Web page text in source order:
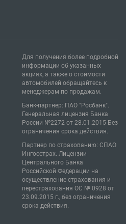
Для получения более подробной
информации об указанных
акциях, а также о стоимости
автомобилей обращайтесь к
менеджерам по продажам.
Банк-партнер: ПАО "Росбанк".
Генеральная лицензия Банка
России №2272 от 28.01.2015 Без
ограничения срока действия.
Партнер по страхованию: СПАО
Ингосстрах. Лицензии
Центрального Банка
Российской Федерации на
осуществление страхования и
перестрахования ОС № 0928 от
23.09.2015 г., без ограничения
срока действия.